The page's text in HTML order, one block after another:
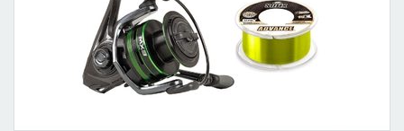
SIGNALIZÁTORY
OBLEČENÍ